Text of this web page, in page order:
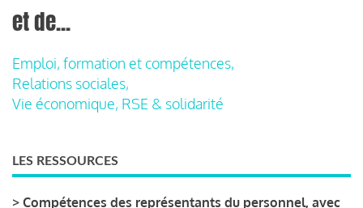
et de...
Emploi, formation et compétences,
Relations sociales,
Vie économique, RSE & solidarité
LES RESSOURCES
> Compétences des représentants du personnel, avec